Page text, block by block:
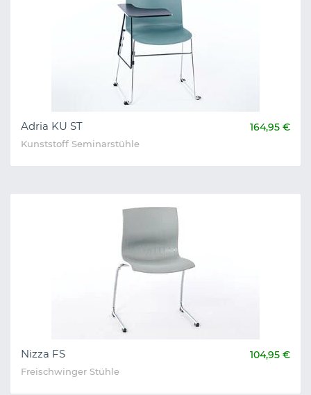
Adria KU ST 164,95 €
Kunststoff Seminarstühle
Nizza FS 104,95 €
Freischwinger Stühle